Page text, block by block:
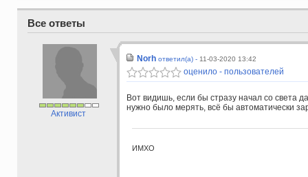
Все ответы
Активист
Norh ответил(а) - 11-03-2020 13:42
оценило - пользователей
Вот видишь, если бы стразу начал со света
нужно было мерять, всё бы автоматически
ИМХО